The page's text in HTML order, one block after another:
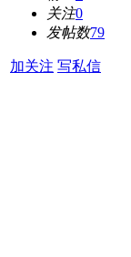
关注0
发帖数79
加关注 写私信